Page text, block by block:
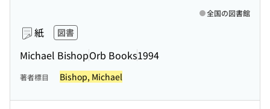
紙 図書
Michael BishopOrb Books1994
全国の図書館
著者標目 Bishop, Michael